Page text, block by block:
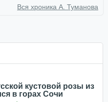
Вся хроника А. Туманова
кустовой розы из
в горах Сочи